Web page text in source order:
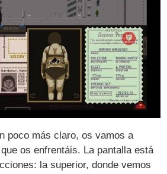
poco más claro, os vamos a
os enfrentáis. La pantalla está
la superior, donde vemos